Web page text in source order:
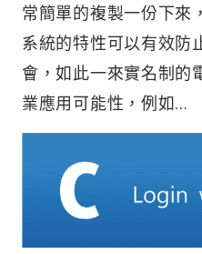
常簡單的複製一份下來
系統的特性可以有效防
會，如此一來實名制的
業應用可能性，例如…